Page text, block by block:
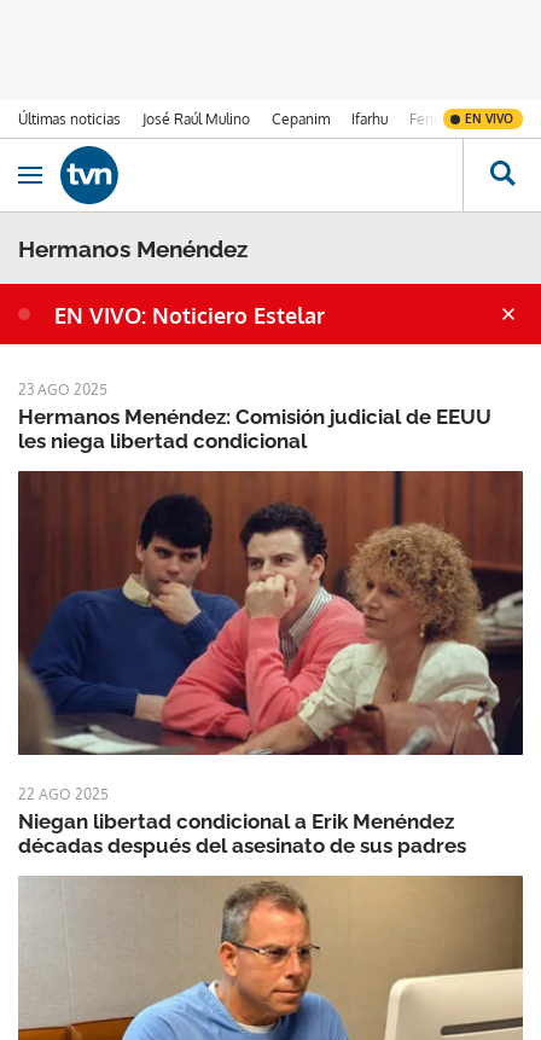
Últimas noticias José Raúl Mulino Cepanim Ifarhu Fenómeno de El
EN VIVO
Ir al contenido
Obrir navegació
Hermanos Menéndez
EN VIVO: Noticiero Estelar
23 AGO 2025
Hermanos Menéndez: Comisión judicial de EEUU
les niega libertad condicional
22 AGO 2025
Niegan libertad condicional a Erik Menéndez
décadas después del asesinato de sus padres